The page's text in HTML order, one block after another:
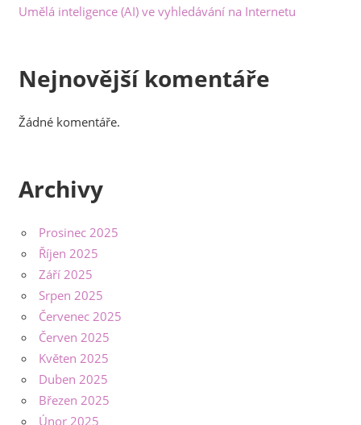
Umělá inteligence (AI) ve vyhledávání na Internetu
Nejnovější komentáře
Žádné komentáře.
Archivy
Prosinec 2025
Říjen 2025
Září 2025
Srpen 2025
Červenec 2025
Červen 2025
Květen 2025
Duben 2025
Březen 2025
Únor 2025